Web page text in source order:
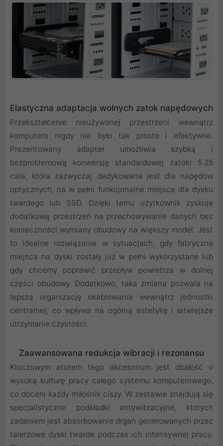
Elastyczna adaptacja wolnych zatok napędowych
Przekształcenie nieużywanej przestrzeni wewnątrz
komputera nigdy nie było tak proste i efektywne.
Prezentowany adapter umożliwia szybką i
bezproblemową konwersję standardowej zatoki 5.25
cala, która zazwyczaj dedykowana jest dla napędów
optycznych, na w pełni funkcjonalne miejsce dla dysku
twardego lub SSD. Dzięki temu użytkownik zyskuje
dodatkową przestrzeń na przechowywanie danych bez
konieczności wymiany obudowy na większy model. Jest
to idealne rozwiązanie w sytuacjach, gdy fabryczne
miejsca na dyski zostały już w pełni wykorzystane lub
gdy chcemy poprawić przepływ powietrza w dolnej
części obudowy. Dodatkowo, taka zmiana pozwala na
lepszą organizację okablowania wewnątrz jednostki
centralnej, co wpływa na ogólną estetykę i łatwiejsze
utrzymanie czystości.
Zaawansowana redukcja wibracji i rezonansu
Kluczowym atutem tego akcesorium jest dbałość o
wysoką kulturę pracy całego systemu komputerowego,
co doceni każdy miłośnik ciszy. W zestawie znajdują się
specjalistyczne podkładki antywibracyjne, których
zadaniem jest absorbowanie drgań generowanych przez
talerzowe dyski twarde podczas ich intensywnej pracy.